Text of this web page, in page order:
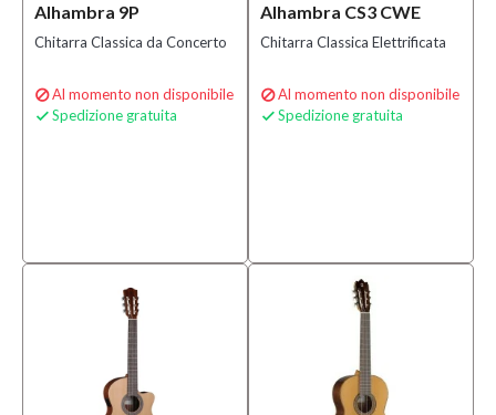
Alhambra 9P
Chitarra Classica da Concerto
Al momento non disponibile
 Spedizione gratuita
Alhambra CS3 CWE
Chitarra Classica Elettrificata
Al momento non disponibile
 Spedizione gratuita